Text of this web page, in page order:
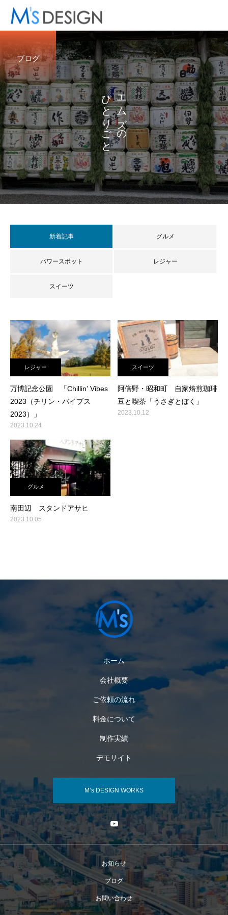
ブログ
エ
ム
ズ
の
ひ
と
り
ご
と
新着記事 グルメ
パワースポット レジャー
スイーツ
レジャー
万博記念公園 「Chillin’ Vibes
2023（チリン・バイブス
2023）」
2023.10.24
スイーツ
阿倍野・昭和町 自家焙煎珈琲
豆と喫茶「うさぎとぼく」
2023.10.12
グルメ
南田辺 スタンドアサヒ
2023.10.05
ホーム
会社概要
ご依頼の流れ
料金について
制作実績
デモサイト
M’s DESIGN WORKS
お知らせ
ブログ
お問い合わせ